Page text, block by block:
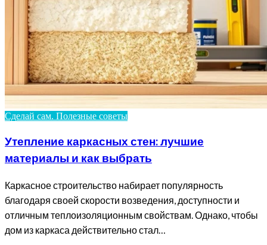
Сделай сам. Полезные советы
Утепление каркасных стен: лучшие
материалы и как выбрать
Каркасное строительство набирает популярность
благодаря своей скорости возведения, доступности и
отличным теплоизоляционным свойствам. Однако, чтобы
дом из каркаса действительно стал…